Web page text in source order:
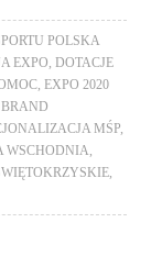
POLSKA
EXPO ,DOTACJE
,EXPO 2020
MŚP
WSCHODNIA